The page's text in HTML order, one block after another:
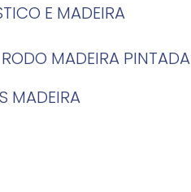
E MADEIRA
RODO MADEIRA PINTADA
MADEIRA